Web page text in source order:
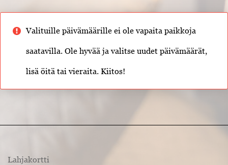
Valituille päivämäärille ei ole vapaita paikkoja
saatavilla. Ole hyvää ja valitse uudet päivämäärät,
lisä öitä tai vieraita. Kiitos!
Lahjakortti